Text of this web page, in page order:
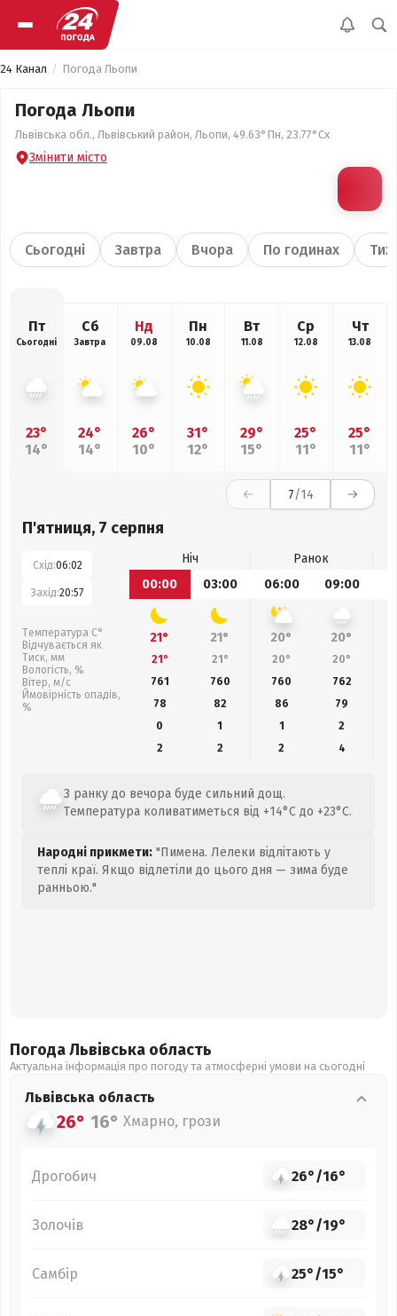
24 Канал Погода Льопи
Погода Льопи
Львівська обл., Львівський район, Льопи, 49.63°Пн, 23.77°Сх
Змінити місто
Сьогодні Завтра Вчора По годинах
Пт
Сьогодні
23°
14°
Сб
Завтра
24°
14°
Нд
09.08
26°
10°
Пн
10.08
31°
12°
Вт
11.08
29°
15°
Ср
12.08
25°
11°
Чт
13.08
25°
11°
7/14
П'ятниця, 7 серпня
Схід:06:02
Захід:20:57
Температура С°
Відчувається як
Тиск, мм
Вологість, %
Вітер, м/с
Ймовірність опадів,
%
Ніч
Ранок
00:00
03:00 06:00 09:00
21° 21° 20° 20°
21° 21° 20° 20°
761
760 760 762
78
82 86 79
0
1 1
2
2
2 2 4
З ранку до вечора буде сильний дощ.
Температура коливатиметься від +14°C до +23°C.
Народні прикмети: "Пимена. Лелеки відлітають у
теплі краї. Якщо відлетіли до цього дня — зима буде
ранньою."
Погода Львівська область
Актуальна інформація про погоду та атмосферні умови на сьогодні
Львівська область
26° 16° Хмарно, грози
Дрогобич 26°/16°
Золочів 28°/19°
Самбір 25°/15°